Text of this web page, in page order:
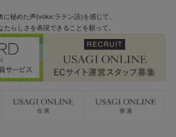
に秘めた声(voke:ラテン語)を感じて、
たらしさを表現できることを願って。